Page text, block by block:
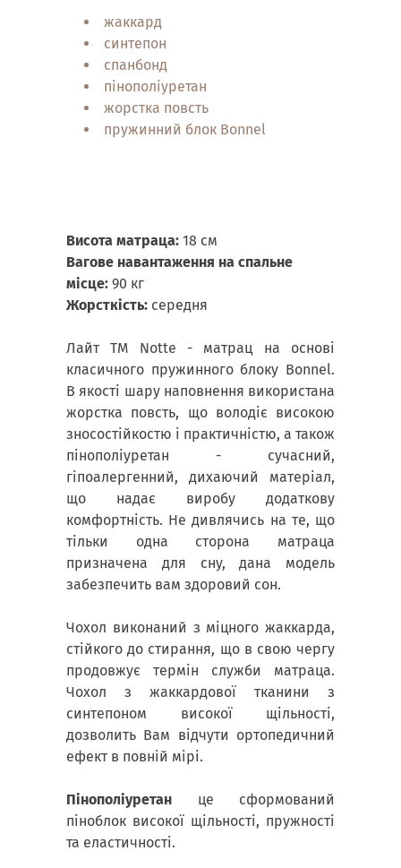
жаккард
синтепон
спанбонд
пінополіуретан
жорстка повсть
пружинний блок Bonnel
Висота матраца: 18 см
Вагове навантаження на спальне
місце: 90 кг
Жорсткість: середня
Лайт ТМ Notte - матрац на основі
класичного пружинного блоку Bonnel.
В якості шару наповнення використана
жорстка повсть, що володіє високою
зносостійкостю і практичністю, а також
пінополіуретан - сучасний,
гіпоалергенний, дихаючий матеріал,
що надає виробу додаткову
комфортність. Не дивлячись на те, що
тільки одна сторона матраца
призначена для сну, дана модель
забезпечить вам здоровий сон.
Чохол виконаний з міцного жаккарда,
стійкого до стирання, що в свою чергу
продовжує термін служби матраца.
Чохол з жаккардової тканини з
синтепоном високої щільності,
дозволить Вам відчути ортопедичний
ефект в повній мірі.
Пінополіуретан це сформований
піноблок високої щільності, пружності
та еластичності.